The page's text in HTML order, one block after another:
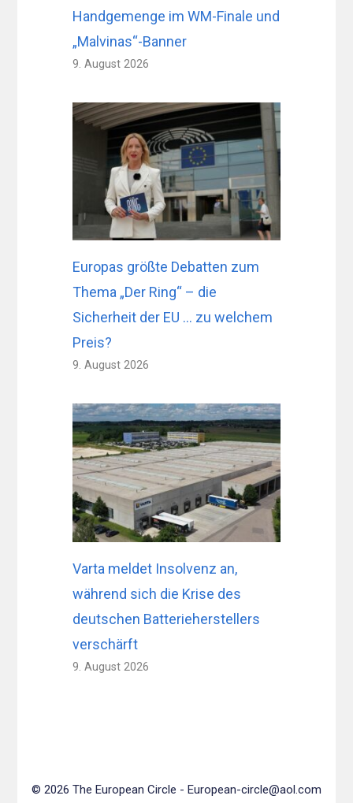
Handgemenge im WM-Finale und
„Malvinas“-Banner
9. August 2026
Europas größte Debatten zum
Thema „Der Ring“ – die
Sicherheit der EU … zu welchem ​​
Preis?
9. August 2026
Varta meldet Insolvenz an,
während sich die Krise des
deutschen Batterieherstellers
verschärft
9. August 2026
© 2026 The European Circle - European-circle@aol.com